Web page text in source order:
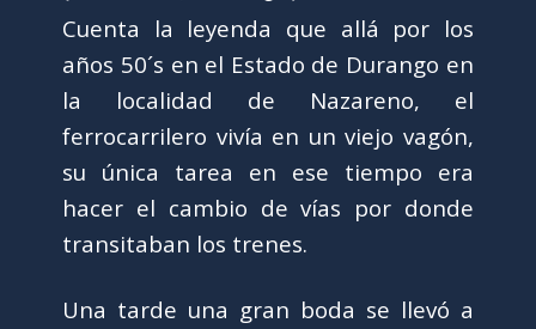
Cuenta la leyenda que allá por los
años 50´s en el Estado de Durango en
la localidad de Nazareno, el
ferrocarrilero vivía en un viejo vagón,
su única tarea en ese tiempo era
hacer el cambio de vías por donde
transitaban los trenes.
Una tarde una gran boda se llevó a